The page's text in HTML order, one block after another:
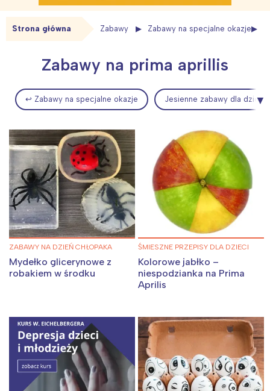
Strona główna Zabawy Zabawy na specjalne okazje
Zabawy na prima aprillis
↩ Zabawy na specjalne okazje Jesienne zabawy dla dzieci
ZABAWY NA DZIEŃ CHŁOPAKA
Mydełko glicerynowe z
robakiem w środku
ŚMIESZNE PRZEPISY DLA DZIECI
Kolorowe jabłko –
niespodzianka na Prima
Aprilis